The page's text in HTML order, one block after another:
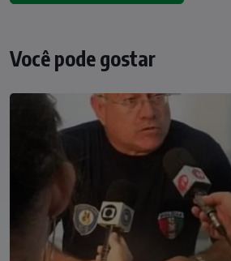
Você pode gostar